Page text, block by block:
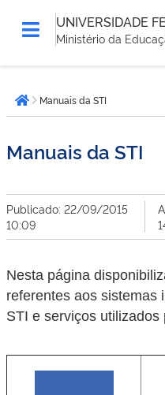
UNIVERSIDADE
Ministério da
está
aqui:Página inicial
Manuais da STI
Manuais da STI
Publicado: 22/09/2015
10:09
Nesta página
referentes aos sistemas
STI e serviços